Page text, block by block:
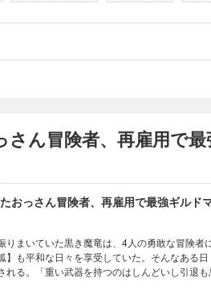
さん冒険者、再雇用で
りまいていた黒き魔竜は、4人の勇敢な冒険者
】も平和な日々を享受していた。そんなある
れる。「重い武器を持つのはしんどいし引退